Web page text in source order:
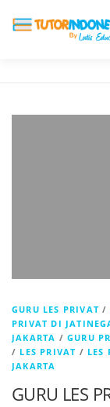
GURU LES PRIVAT /
PRIVAT DI
JAKARTA /GURU
/ LES PRIVAT / LES
JAKARTA
GURU LES